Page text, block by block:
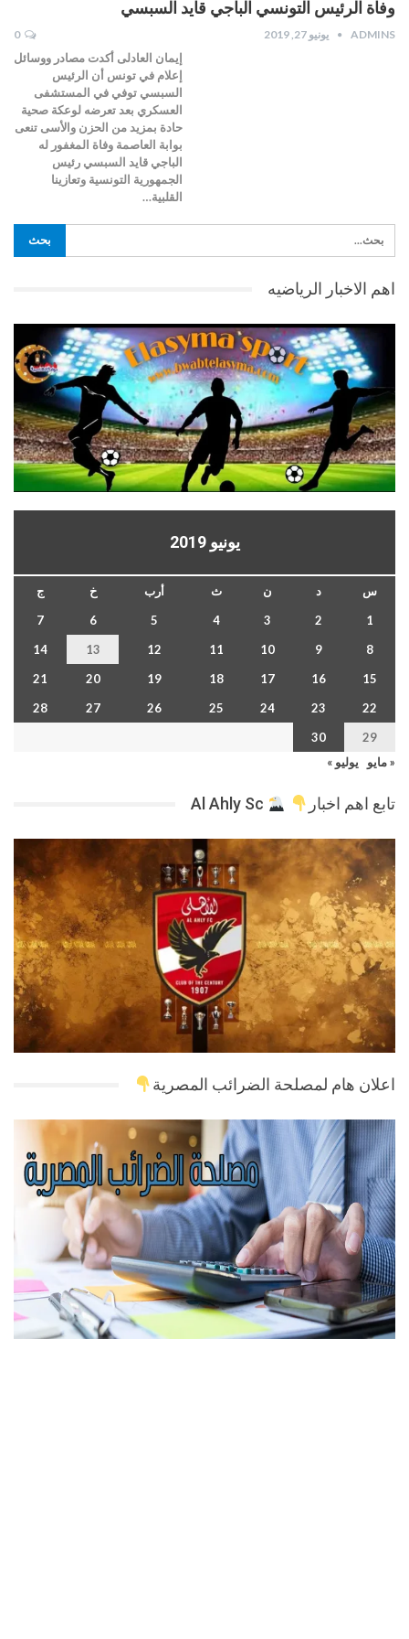
وفاة الرئيس التونسي الباجي قايد السبسي
ADMINS يونيو 27, 2019 0
إيمان العادلى أكدت مصادر ووسائل
إعلام في تونس أن الرئيس
السبسي توفي في المستشفى
العسكري بعد تعرضه لوعكة صحية
حادة بمزيد من الحزن والأسى تنعى
بوابة العاصمة وفاة المغفور له
الباجي قايد السبسي رئيس
الجمهورية التونسية وتعازينا
القلبية…
اهم الاخبار الرياضيه
يونيو 2019
س د ن ث أرب خ
ج
1
2
3
4
5
6
7
8
9
10
11
12
13
14
15
16
17
18
19
20
21
22
23
24
25
26
27
28
29
30
« مايو
يوليو »
تابع اهم اخبار
اعلان هام لمصلحة الضرائب المصرية